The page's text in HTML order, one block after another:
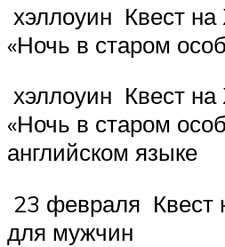
хэллоуин Квест на
«Ночь в старом
хэллоуин Квест на
«Ночь в старом
английском языке
23 февраля Квест
для мужчин